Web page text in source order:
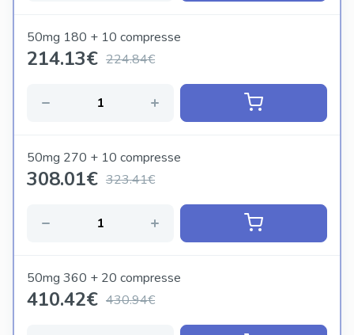
50mg 180 + 10 compresse
214.13€ 224.84€
50mg 270 + 10 compresse
308.01€ 323.41€
50mg 360 + 20 compresse
410.42€ 430.94€